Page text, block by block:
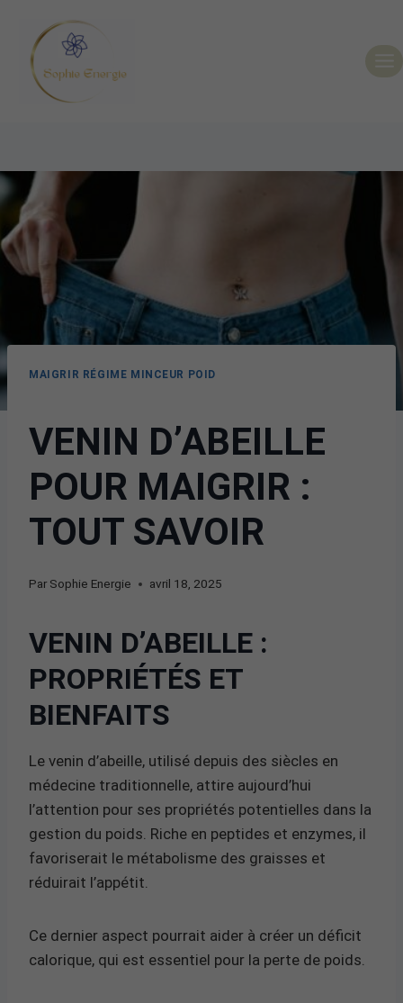
MAIGRIR RÉGIME MINCEUR POID
VENIN D’ABEILLE
POUR MAIGRIR :
TOUT SAVOIR
Par Sophie Energie avril 18, 2025
VENIN D’ABEILLE :
PROPRIÉTÉS ET
BIENFAITS
Le venin d’abeille, utilisé depuis des siècles en
médecine traditionnelle, attire aujourd’hui
l’attention pour ses propriétés potentielles dans la
gestion du poids. Riche en peptides et enzymes, il
favoriserait le métabolisme des graisses et
réduirait l’appétit.
Ce dernier aspect pourrait aider à créer un déficit
calorique, qui est essentiel pour la perte de poids.